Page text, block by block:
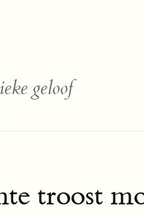
geloof
troost